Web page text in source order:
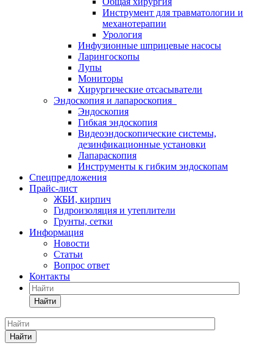
Инструмент для травматологии и
механотерапии
Урология
Инфузионные шприцевые насосы
Ларингоскопы
Лупы
Мониторы
Хирургические отсасыватели
Эндоскопия и лапароскопия
Эндоскопия
Гибкая эндоскопия
Видеоэндоскопические системы,
дезинфикационные установки
Лапараскопия
Инструменты к гибким эндоскопам
Спецпредложения
Прайс-лист
ЖБИ, кирпич
Гидроизоляция и утеплители
Грунты, сетки
Информация
Новости
Статьи
Вопрос ответ
Контакты
Найти
Найти